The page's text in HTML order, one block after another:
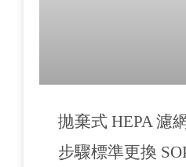
拋棄式 HEPA 濾
步驟標準更換